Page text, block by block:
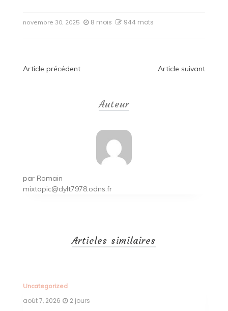
novembre 30, 2025 8 mois 944 mots
Navigation
Article précédent Article suivant
Auteur
par Romain
mixtopic@dylt7978.odns.fr
Articles similaires